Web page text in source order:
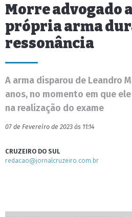
Morre advogado
própria arma
ressonância
A arma disparou de Leandro
anos, no momento em que
na realização do exame
07 de Fevereiro de 2023 às 11:14
CRUZEIRO DO SUL
redacao@jornalcruzeiro.com.br